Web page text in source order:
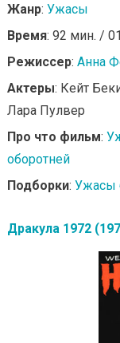
Жанр: Ужасы
Время: 92 мин. /
Режиссер: Анна
Актеры: Кейт
Лара Пулвер
Про что фильм:
оборотней
Подборки: Ужасы
Дракула 1972